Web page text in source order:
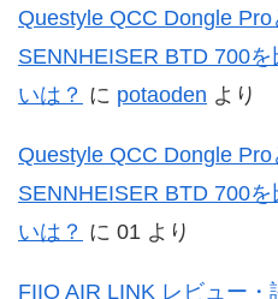
Questyle QCC Dongle Pro
SENNHEISER BTD 700
いは？ に potaoden より
Questyle QCC Dongle Pro
SENNHEISER BTD 700
いは？ に 01 より
FIIO AIR LINK レビュー・